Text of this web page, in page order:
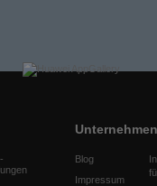
Unternehmen
Blog
Impressum